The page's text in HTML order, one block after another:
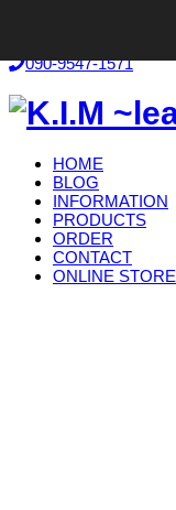
090-9547-1571
HOME
BLOG
INFORMATION
PRODUCTS
ORDER
CONTACT
ONLINE STORE